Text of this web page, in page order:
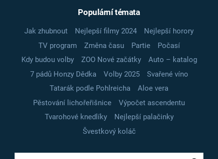
Populární témata
Jak zhubnout Nejlepší filmy 2024
Nejlepší horory
TV program
Změna času Partie
Počasí
Kdy budou volby
ZOO Nové začátky
Auto – katalog
7 pádů Honzy Dědka
Volby 2025
Svařené víno
Tatarák podle Pohlreicha
Aloe vera
Pěstování lichořeřišnice
Výpočet ascendentu
Tvarohové knedlíky
Nejlepší palačinky
Švestkový koláč